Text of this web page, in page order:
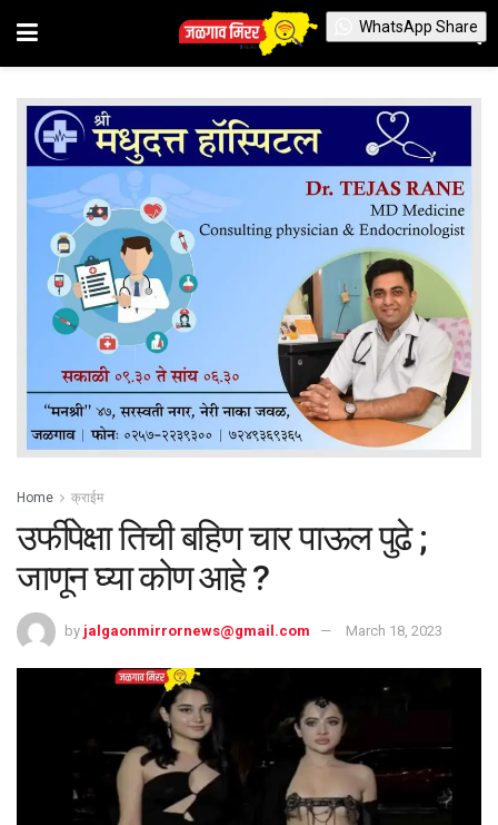
Home क्राईम
उर्फीपेक्षा तिची बहिण चार पाऊल पुढे ;
जाणून घ्या कोण आहे ?
by jalgaonmirrornews@gmail.com March 18, 2023
WhatsApp Share